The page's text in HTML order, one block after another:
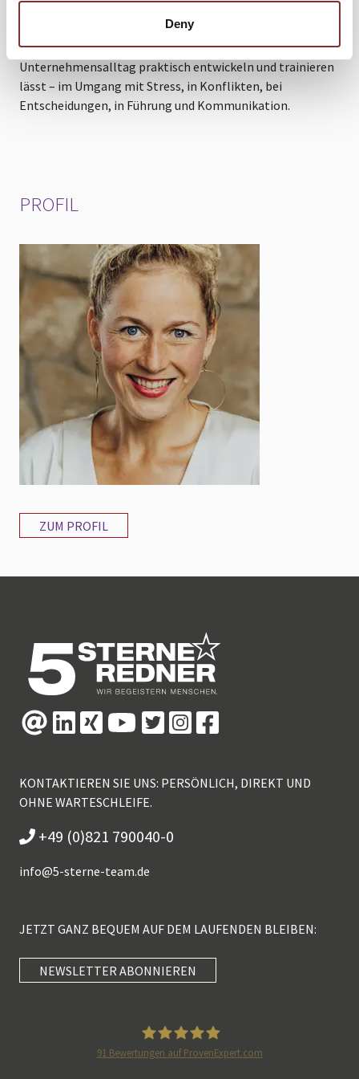
Deny
menschlich und erfolgreich zu führen.
Sie vermittelt, wie sich emotionale Intelligenz im
Unternehmensalltag praktisch entwickeln und trainieren
lässt – im Umgang mit Stress, in Konflikten, bei
Entscheidungen, in Führung und Kommunikation.
PROFIL
ZUM PROFIL
KONTAKTIEREN SIE UNS: PERSÖNLICH, DIREKT UND
OHNE WARTESCHLEIFE.
+49 (0)821 790040-0
info@5-sterne-team.de
JETZT GANZ BEQUEM AUF DEM LAUFENDEN BLEIBEN:
NEWSLETTER ABONNIEREN
91 Bewertungen auf ProvenExpert.com
SEHR GUT